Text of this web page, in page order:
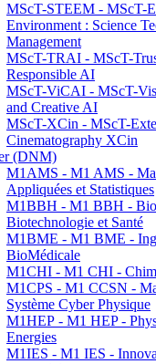
MScT-STEEM - MScT-
Environment : Science
Management
MScT-TRAI - MScT-
Responsible AI
MScT-ViCAI - MScT-
and Creative AI
MScT-XCin - MScT-
Cinematography XCin
(DNM)
M1AMS - M1 AMS -
Appliquées et Statistiques
M1BBH - M1 BBH -
Biotechnologie et Santé
M1BME - M1 BME -
BioMédicale
M1CHI - M1 CHI -
M1CPS - M1 CCSN -
Système Cyber Physique
M1HEP - M1 HEP -
Energies
M1IES - M1 IES -